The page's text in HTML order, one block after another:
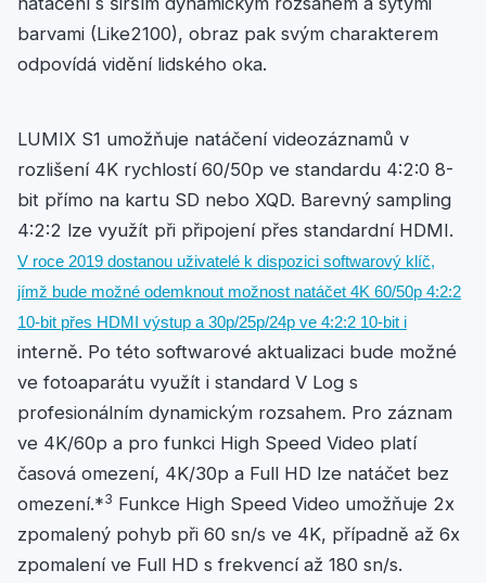
barvami (Like2100), obraz pak svým charakterem
odpovídá vidění lidského oka.
LUMIX S1 umožňuje natáčení videozáznamů v
rozlišení 4K rychlostí 60/50p ve standardu 4:2:0 8-
bit přímo na kartu SD nebo XQD. Barevný sampling
4:2:2 lze využít při připojení přes standardní HDMI.
V roce 2019 dostanou uživatelé k dispozici softwarový klíč,
jímž bude možné odemknout možnost natáčet 4K 60/50p 4:2:2
10-bit přes HDMI výstup a 30p/25p/24p ve 4:2:2 10-bit i
interně. Po této softwarové aktualizaci bude možné
ve fotoaparátu využít i standard V Log s
profesionálním dynamickým rozsahem. Pro záznam
ve 4K/60p a pro funkci High Speed Video platí
časová omezení, 4K/30p a Full HD lze natáčet bez
omezení.*3 Funkce High Speed Video umožňuje 2x
zpomalený pohyb při 60 sn/s ve 4K, případně až 6x
zpomalení ve Full HD s frekvencí až 180 sn/s.